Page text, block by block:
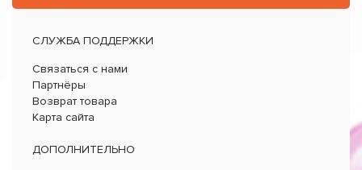
СЛУЖБА ПОДДЕРЖКИ
Связаться с нами
Партнёры
Возврат товара
Карта сайта
ДОПОЛНИТЕЛЬНО